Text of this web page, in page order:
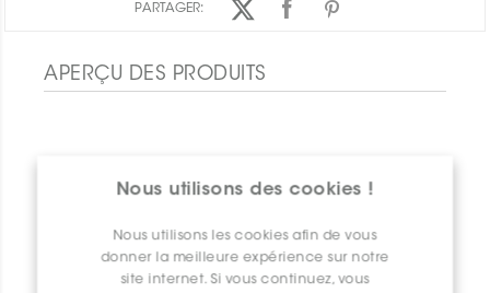
Nous utilisons des cookies !
Nous utilisons les cookies afin de vous
donner la meilleure expérience sur notre
site internet. Si vous continuez, vous
PARTAGER:
APERÇU DES PRODUITS